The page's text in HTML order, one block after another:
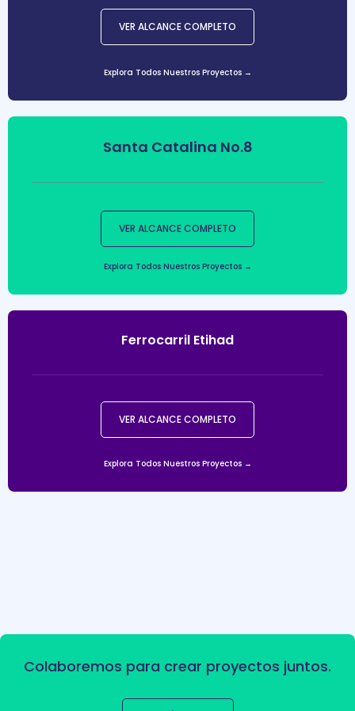
VER ALCANCE COMPLETO
Explora Todos Nuestros Proyectos →
Santa Catalina No.8
VER ALCANCE COMPLETO
Explora Todos Nuestros Proyectos →
Ferrocarril Etihad
VER ALCANCE COMPLETO
Explora Todos Nuestros Proyectos →
Colaboremos para crear proyectos juntos.